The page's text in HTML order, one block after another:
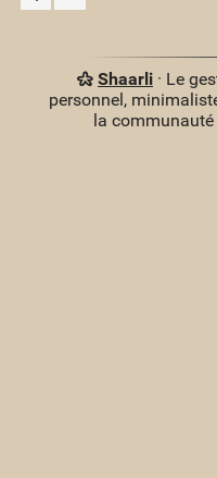
Shaarli· Le
personnel,
la communauté